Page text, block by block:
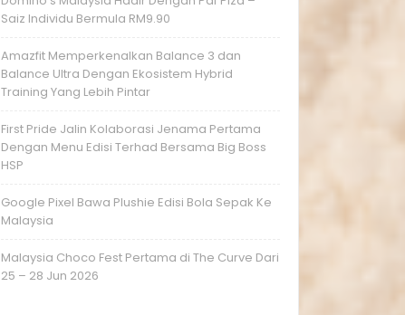
Saiz Individu Bermula RM9.90
Amazfit Memperkenalkan Balance 3 dan
Balance Ultra Dengan Ekosistem Hybrid
Training Yang Lebih Pintar
First Pride Jalin Kolaborasi Jenama Pertama
Dengan Menu Edisi Terhad Bersama Big Boss
HSP
Google Pixel Bawa Plushie Edisi Bola Sepak Ke
Malaysia
Malaysia Choco Fest Pertama di The Curve Dari
25 – 28 Jun 2026